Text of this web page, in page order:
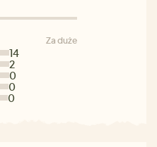
14
2
0
0
0
Za duże